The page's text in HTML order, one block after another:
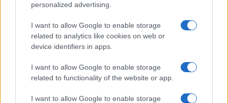
personalized advertising.
I want to allow Google to enable storage
related to analytics like cookies on web or
device identifiers in apps.
I want to allow Google to enable storage
related to functionality of the website or app.
I want to allow Google to enable storage
“Tutta Italia zona rossa a Pasqua e Pasquetta”